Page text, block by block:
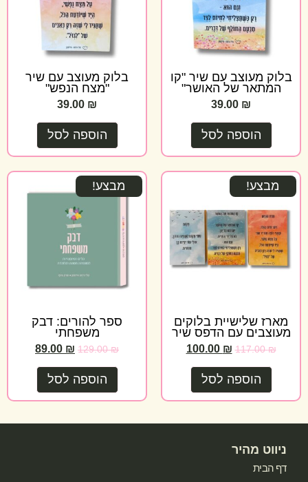
בלוק מעוצב עם שיר "קו
המתאר של האושר"
39.00 ₪
הוספה לסל
בלוק מעוצב עם שיר
"מצח הנפש"
39.00 ₪
הוספה לסל
מבצע!
מארז שלישיית בלוקים
מעוצבים עם הדפס שיר
117.00₪
100.00 ₪
הוספה לסל
מבצע!
ספר להורים: דבק
משפחתי
129.00₪
89.00 ₪
הוספה לסל
ניווט מהיר
דף הבית